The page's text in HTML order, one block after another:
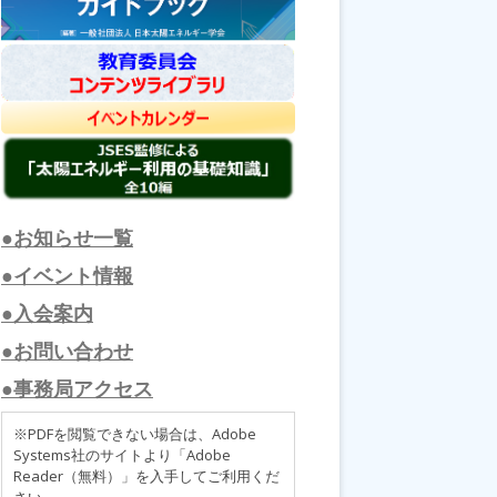
●お知らせ一覧
●イベント情報
●入会案内
●お問い合わせ
●事務局アクセス
※PDFを閲覧できない場合は、Adobe
Systems社のサイトより「Adobe
Reader（無料）」を入手してご利用くだ